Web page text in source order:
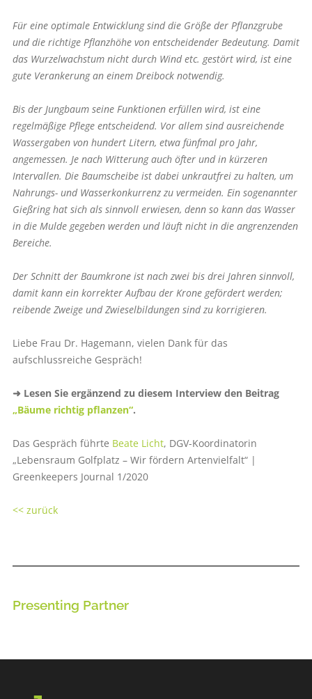
Für eine optimale Entwicklung sind die Größe der Pflanzgrube
und die richtige Pflanzhöhe von entscheidender Bedeutung. Damit
das Wurzelwachstum nicht durch Wind etc. gestört wird, ist eine
gute Verankerung an einem Dreibock notwendig.
Bis der Jungbaum seine Funktionen erfüllen wird, ist eine
regelmäßige Pflege entscheidend. Vor allem sind ausreichende
Wassergaben von hundert Litern, etwa fünfmal pro Jahr,
angemessen. Je nach Witterung auch öfter und in kürzeren
Intervallen. Die Baumscheibe ist dabei unkrautfrei zu halten, um
Nahrungs- und Wasserkonkurrenz zu vermeiden. Ein sogenannter
Gießring hat sich als sinnvoll erwiesen, denn so kann das Wasser
in die Mulde gegeben werden und läuft nicht in die angrenzenden
Bereiche.
Der Schnitt der Baumkrone ist nach zwei bis drei Jahren sinnvoll,
damit kann ein korrekter Aufbau der Krone gefördert werden;
reibende Zweige und Zwieselbildungen sind zu korrigieren.
Liebe Frau Dr. Hagemann, vielen Dank für das
aufschlussreiche Gespräch!
➜ Lesen Sie ergänzend zu diesem Interview den Beitrag
„Bäume richtig pflanzen“.
Das Gespräch führte Beate Licht, DGV-Koordinatorin
„Lebensraum Golfplatz – Wir fördern Artenvielfalt“ |
Greenkeepers Journal 1/2020
<< zurück
Presenting Partner